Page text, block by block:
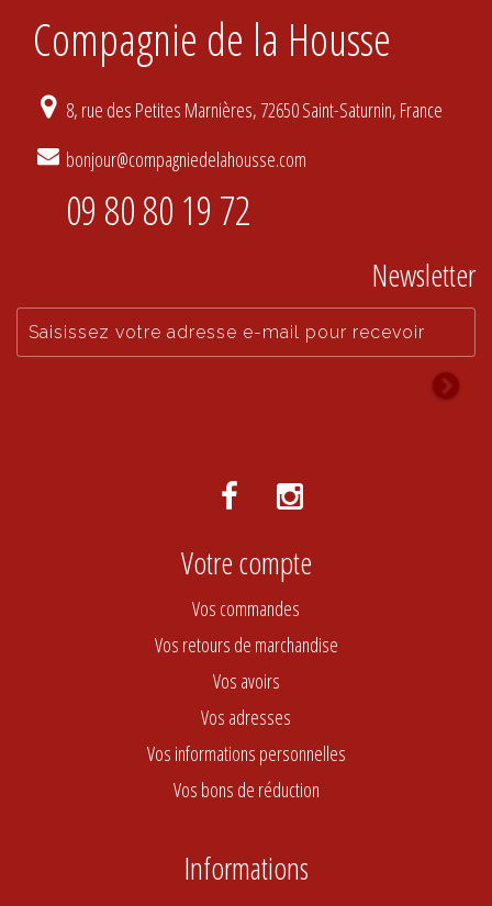
Compagnie de la Housse
8, rue des Petites Marnières, 72650 Saint-Saturnin, France
bonjour@compagniedelahousse.com
09 80 80 19 72
Newsletter
Votre compte
Vos commandes
Vos retours de marchandise
Vos avoirs
Vos adresses
Vos informations personnelles
Vos bons de réduction
Informations